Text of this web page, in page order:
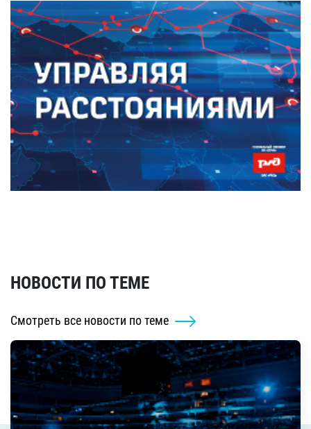
НОВОСТИ ПО ТЕМЕ
Смотреть все новости по теме